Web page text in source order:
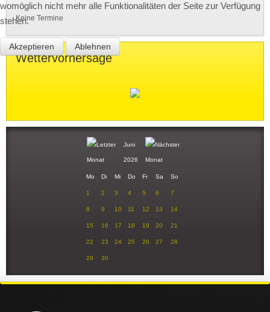
Keine Termine
Wettervorhersage
Juni
2026
Mo Di Mi Do Fr Sa So
1 2 3 4 5 6 7
8 9 10 11 12 13 14
15 16 17 18 19 20 21
22 23 24 25 26 27 28
29 30
womöglich nicht mehr alle Funktionalitäten der Seite zur Verfügung
stehen.
Akzeptieren Ablehnen